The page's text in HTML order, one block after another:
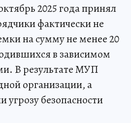
2025 года принял
фактически не
на сумму не менее 20
в зависимом
В результате МУП
организации, а
угрозу безопасности